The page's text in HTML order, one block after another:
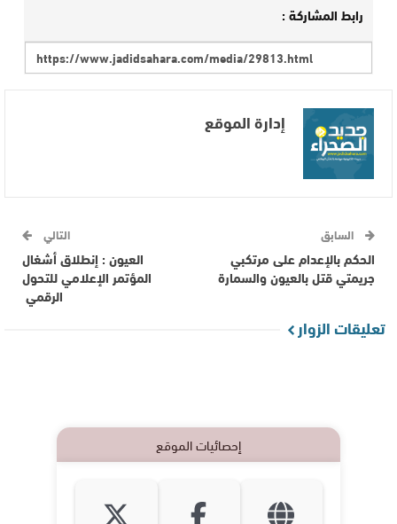
رابط المشاركة :
إدارة الموقع
السابق
الحكم بالإعدام على مرتكبي
جريمتي قتل بالعيون والسمارة
التالي
العيون : إنطلاق أشغال
المؤتمر الإعلامي للتحول
الرقمي
تعليقات الزوار
إحصائيات الموقع